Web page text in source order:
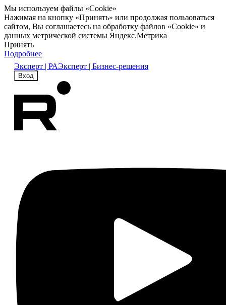
Мы используем файлы «Cookie»
Нажимая на кнопку «Принять» или продолжая пользоваться
сайтом, Вы соглашаетесь на обработку файлов «Cookie» и
данных метрической системы Яндекс.Метрика
Принять
Подробнее
Эксперт | РАЭксперт | Бизнес-решения
Вход